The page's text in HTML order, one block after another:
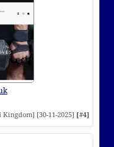
Kingdom] [30-11-2025] [#4]